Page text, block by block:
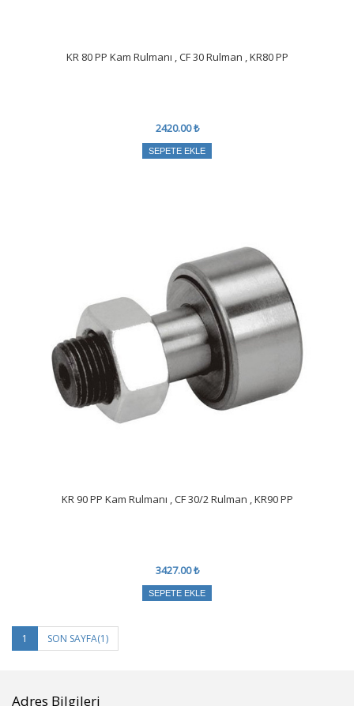
KR 80 PP Kam Rulmanı , CF 30 Rulman , KR80 PP
2420.00 ₺
SEPETE EKLE
KR 90 PP Kam Rulmanı , CF 30/2 Rulman , KR90 PP
3427.00 ₺
SEPETE EKLE
1 SON SAYFA(1)
Adres Bilgileri